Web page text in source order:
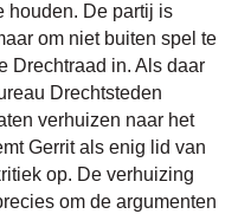
houden. De partij is
om niet buiten spel te
Drechtraad in. Als daar
Drechtsteden
verhuizen naar het
Gerrit als enig lid van
op. De verhuizing
om de argumenten